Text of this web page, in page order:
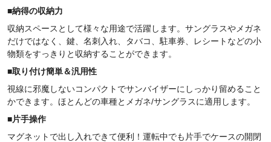
■納得の収納力
収納スペースとして様々な用途で活躍します。サングラスやメガネ
だけではなく、鍵、名刺入れ、タバコ、駐車券、レシートなどの小
物類をすっきりと収納することができます。
■取り付け簡単＆汎用性
視線に邪魔しないコンパクトでサンバイザーにしっかり留めること
かできます。ほとんどの車種とメガネ/サングラスに適用します。
■片手操作
マグネットで出し入れできて便利！運転中でも片手でケースの開閉